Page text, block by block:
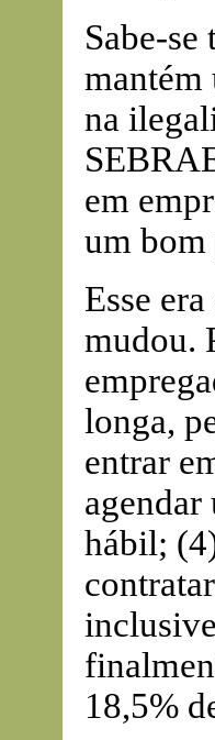
Sabe-
mantém
na
em
um bom
Esse
mudou.
longa,
entrar
hábil;
18,5%